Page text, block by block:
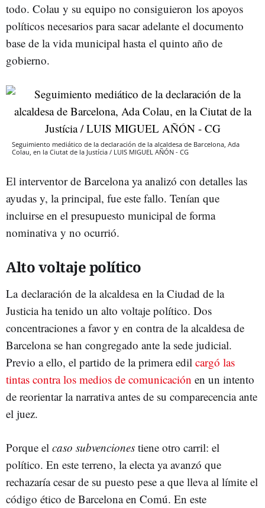
todo. Colau y su equipo no consiguieron los apoyos
políticos necesarios para sacar adelante el documento
base de la vida municipal hasta el quinto año de
gobierno.
Seguimiento mediático de la declaración de la alcaldesa de Barcelona, Ada
Colau, en la Ciutat de la Justícia / LUIS MIGUEL AÑÓN - CG
El interventor de Barcelona ya analizó con detalles las
ayudas y, la principal, fue este fallo. Tenían que
incluirse en el presupuesto municipal de forma
nominativa y no ocurrió.
Alto voltaje político
La declaración de la alcaldesa en la Ciudad de la
Justicia ha tenido un alto voltaje político. Dos
concentraciones a favor y en contra de la alcaldesa de
Barcelona se han congregado ante la sede judicial.
Previo a ello, el partido de la primera edil cargó las
tintas contra los medios de comunicación en un intento
de reorientar la narrativa antes de su comparecencia ante
el juez.
Porque el caso subvenciones tiene otro carril: el
político. En este terreno, la electa ya avanzó que
rechazaría cesar de su puesto pese a que lleva al límite el
código ético de Barcelona en Comú. En este